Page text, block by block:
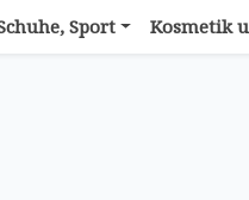
Sport Kosmetik